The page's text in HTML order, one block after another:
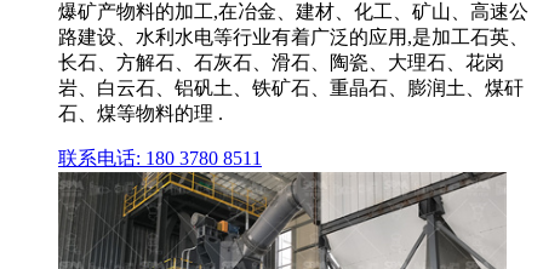
爆矿产物料的加工,在冶金、建材、化工、矿山、高速公
路建设、水利水电等行业有着广泛的应用,是加工石英、
长石、方解石、石灰石、滑石、陶瓷、大理石、花岗
岩、白云石、铝矾土、铁矿石、重晶石、膨润土、煤矸
石、煤等物料的理 .
联系电话: 180 3780 8511